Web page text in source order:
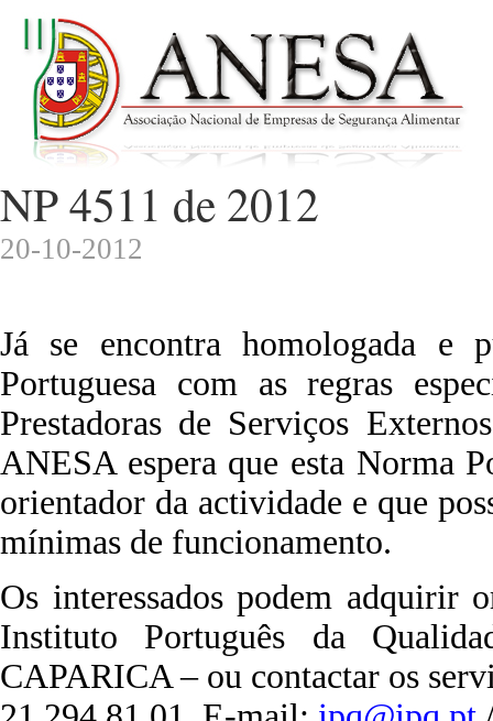
NP 4511 de 2012
20-10-2012
Já se encontra homologada e
Portuguesa com as regras
Prestadoras de Serviços
ANESA espera que esta Norma
orientador da actividade e que
mínimas de funcionamento.
Os interessados podem adquirir
Instituto Português da
CAPARICA – ou contactar os